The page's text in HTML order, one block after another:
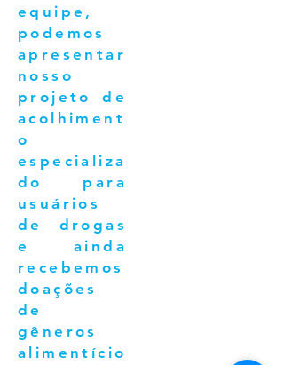
equipe,
podemos
apresentar
nosso
projeto de
acolhiment
o
especializa
do para
usuários
de drogas
e ainda
recebemos
doações
de
gêneros
alimentício